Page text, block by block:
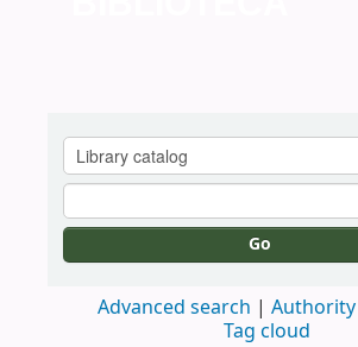
Go
Advanced search
Tag cloud